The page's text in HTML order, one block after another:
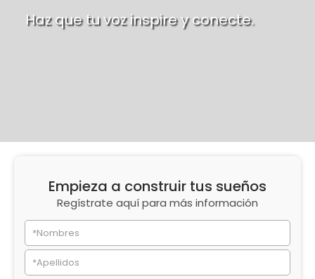
Haz que tu voz inspire y conecte.
Empieza a construir tus sueños
Regístrate aquí para más información